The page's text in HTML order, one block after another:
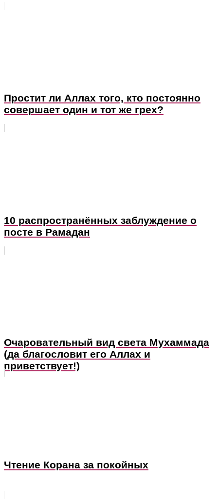
Простит ли Аллах того, кто постоянно
совершает один и тот же грех?
10 распространённых заблуждение о
посте в Рамадан
Очаровательный вид света Мухаммада
(да благословит его Аллах и
приветствует!)
Чтение Корана за покойных